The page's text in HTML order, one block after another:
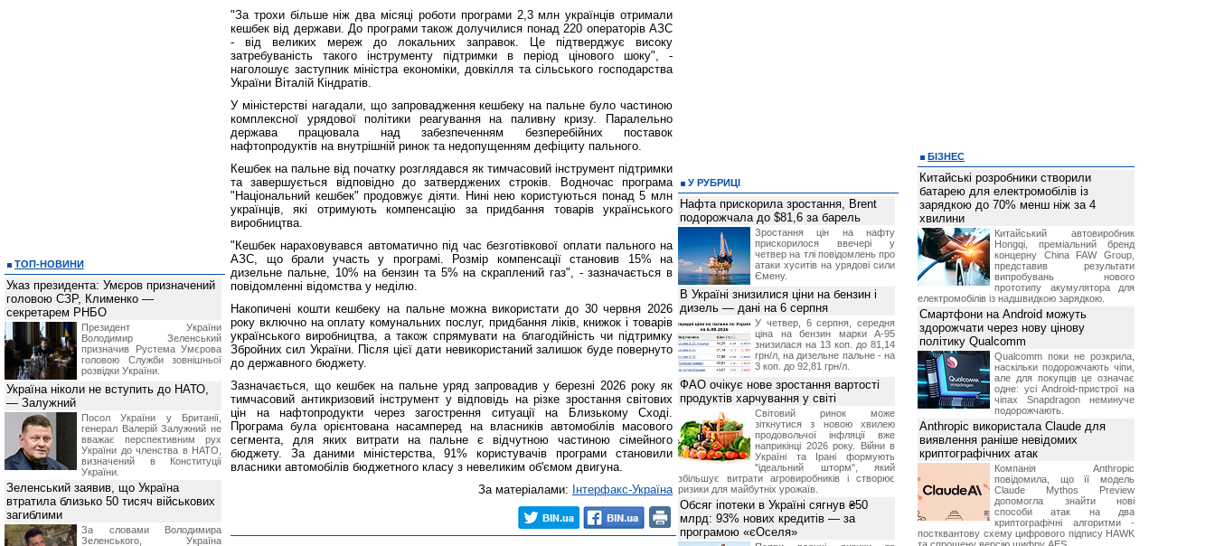
"За трохи більше ніж два місяці роботи програми 2,3 млн українців отримали
кешбек від держави. До програми також долучилися понад 220 операторів АЗС
- від великих мереж до локальних заправок. Це підтверджує високу
затребуваність такого інструменту підтримки в період цінового шоку", -
наголошує заступник міністра економіки, довкілля та сільського господарства
України Віталій Кіндратів.
У міністерстві нагадали, що запровадження кешбеку на пальне було частиною
комплексної урядової політики реагування на паливну кризу. Паралельно
держава працювала над забезпеченням безперебійних поставок
нафтопродуктів на внутрішній ринок та недопущенням дефіциту пального.
Кешбек на пальне від початку розглядався як тимчасовий інструмент підтримки
та завершується відповідно до затверджених строків. Водночас програма
"Національний кешбек" продовжує діяти. Нині нею користуються понад 5 млн
українців, які отримують компенсацію за придбання товарів українського
виробництва.
"Кешбек нараховувався автоматично під час безготівкової оплати пального на
АЗС, що брали участь у програмі. Розмір компенсації становив 15% на
дизельне пальне, 10% на бензин та 5% на скраплений газ", - зазначається в
повідомленні відомства у неділю.
Накопичені кошти кешбеку на пальне можна використати до 30 червня 2026
року включно на оплату комунальних послуг, придбання ліків, книжок і товарів
українського виробництва, а також спрямувати на благодійність чи підтримку
Збройних сил України. Після цієї дати невикористаний залишок буде повернуто
до державного бюджету.
Зазначається, що кешбек на пальне уряд запровадив у березні 2026 року як
тимчасовий антикризовий інструмент у відповідь на різке зростання світових
цін на нафтопродукти через загострення ситуації на Близькому Сході.
Програма була орієнтована насамперед на власників автомобілів масового
сегмента, для яких витрати на пальне є відчутною частиною сімейного
бюджету. За даними міністерства, 91% користувачів програми становили
власники автомобілів бюджетного класу з невеликим об'ємом двигуна.
За матеріалами: Інтерфакс-Україна
ТОП-НОВИНИ
Указ президента: Умєров призначений
головою СЗР, Клименко —
секретарем РНБО
Президент України
Володимир Зеленський
призначив Pустема Умєрова
головою Служби зовнішньої
розвідки України.
Україна ніколи не вступить до НАТО,
— Залужний
Посол України у Британії,
генерал Валерій Залужний не
вважає перспективним рух
України до членства в НАТО,
визначений в Конституції
України.
Зеленський заявив, що Україна
втратила близько 50 тисяч військових
загиблими
За словами Володимира
Зеленського, Україна
У РУБРИЦІ
Нафта прискорила зростання, Brent
подорожчала до $81,6 за барель
Зростання цін на нафту
прискорилося ввечері у
четвер на тлі повідомлень про
атаки хуситів на урядові сили
Ємену.
В Україні знизилися ціни на бензин і
дизель — дані на 6 серпня
У четвер, 6 серпня, середня
ціна на бензин марки А-95
знизилася на 13 коп. до 81,14
грн/л, на дизельне пальне - на
3 коп. до 92,81 грн/л.
ФАО очікує нове зростання вартості
продуктів харчування у світі
Світовий ринок може
зіткнутися з новою хвилею
продовольчої інфляції вже
наприкінці 2026 року. Війни в
Україні та Ірані формують
"ідеальний шторм", який
збільшує витрати агровиробників і створює
ризики для майбутніх урожаїв.
Обсяг іпотеки в Україні сягнув ₴50
млрд: 93% нових кредитів — за
програмою «єОселя»
БІЗНЕС
Китайські розробники створили
батарею для електромобілів із
зарядкою до 70% менш ніж за 4
хвилини
Китайський автовиробник
Hongqi, преміальний бренд
концерну China FAW Group,
представив результати
випробувань нового
прототипу акумулятора для
електромобілів із надшвидкою зарядкою.
Смартфони на Android можуть
здорожчати через нову цінову
політику Qualcomm
Qualcomm поки не розкрила,
наскільки подорожчають чіпи,
але для покупців це означає
одне: усі Android-пристрої на
чіпах Snapdragon неминуче
подорожчають.
Anthropic використала Claude для
виявлення раніше невідомих
криптографічних атак
Компанія Anthropic
повідомила, що її модель
Claude Mythos Preview
допомогла знайти нові
способи атак на два
криптографічні алгоритми -
постквантову схему цифрового підпису HAWK